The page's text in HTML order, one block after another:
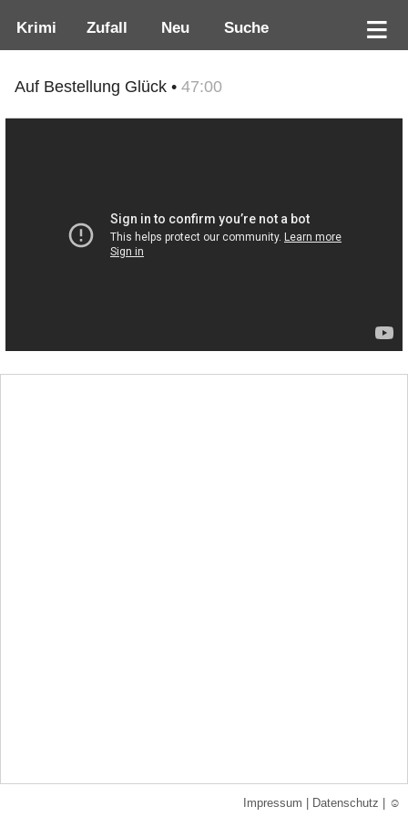
Krimi Zufall Neu Suche
Auf Bestellung Glück • 47:00
Impressum Datenschutz ☺